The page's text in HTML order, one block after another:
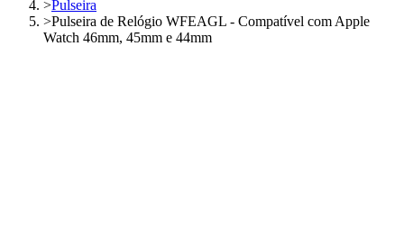
>Pulseira
>Pulseira de Relógio WFEAGL - Compatível com Apple
Watch 46mm, 45mm e 44mm